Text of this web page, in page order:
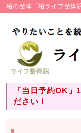
柏の整体「柏ライフ整体院
「当日予約OK」
ださい！